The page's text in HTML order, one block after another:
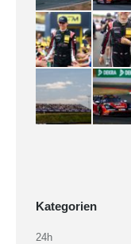
Kategorien
24h